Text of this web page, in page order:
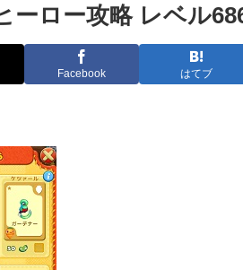
ーロー攻略 レベル
Facebook はてブ